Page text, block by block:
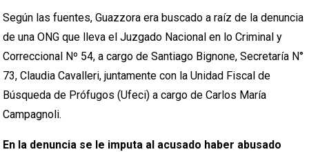
Según las fuentes, Guazzora era buscado a raíz de la denuncia
de una ONG que lleva el Juzgado Nacional en lo Criminal y
Correccional Nº 54, a cargo de Santiago Bignone, Secretaría N°
73, Claudia Cavalleri, juntamente con la Unidad Fiscal de
Búsqueda de Prófugos (Ufeci) a cargo de Carlos María
Campagnoli.
En la denuncia se le imputa al acusado haber abusado